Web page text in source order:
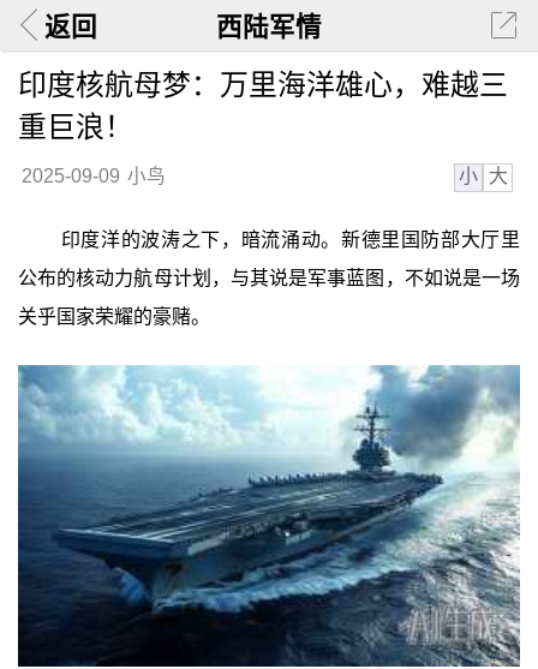
返回 西陆军情
印度核航母梦：万里海洋雄心，难越三
重巨浪！
2025-09-09 小鸟 小 大
印度洋的波涛之下，暗流涌动。新德里国防部大厅里
公布的核动力航母计划，与其说是军事蓝图，不如说是一场
关乎国家荣耀的豪赌。